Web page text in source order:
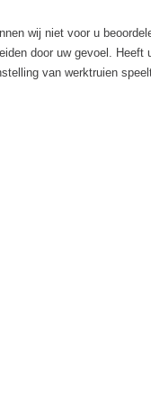
wij niet voor u
door uw gevoel.
van werktruien